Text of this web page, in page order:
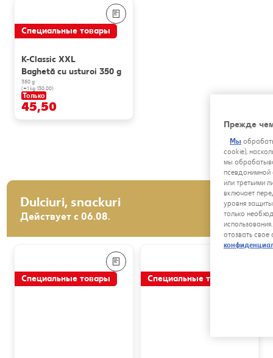
Специальные товары
K-Classic XXL
Baghetă cu usturoi 350 g
350 g
(=1 kg 130.00)
Только
45,50
Dulciuri, snackuri
Действует с 06.08.
Специальные товары Специальные товары
Прежде
Мы
cookie),
мы
псевдонимной
или третьими
включает
уровня
только
отозвать